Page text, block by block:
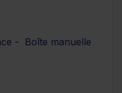
- Boîte manuelle